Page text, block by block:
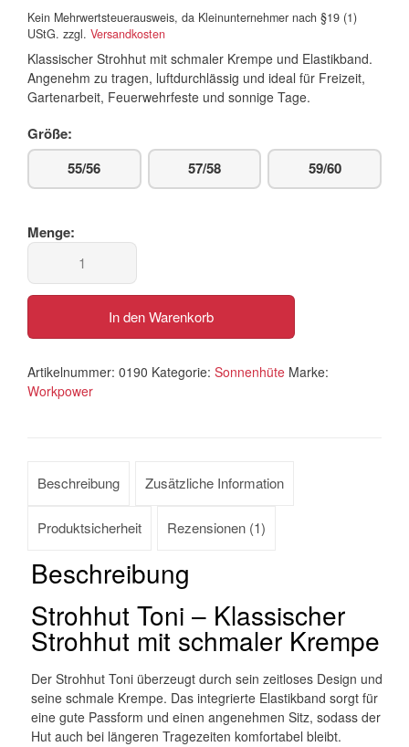
Kein Mehrwertsteuerausweis, da Kleinunternehmer nach §19 (1)
UStG. zzgl. Versandkosten
Klassischer Strohhut mit schmaler Krempe und Elastikband.
Angenehm zu tragen, luftdurchlässig und ideal für Freizeit,
Gartenarbeit, Feuerwehrfeste und sonnige Tage.
Größe:
55/56
57/58 59/60
In den Warenkorb
Artikelnummer: 0190 Kategorie: Sonnenhüte Marke:
Workpower
Beschreibung Zusätzliche Information
Produktsicherheit Rezensionen (1)
Beschreibung
Strohhut Toni – Klassischer
Strohhut mit schmaler Krempe
Der Strohhut Toni überzeugt durch sein zeitloses Design und
seine schmale Krempe. Das integrierte Elastikband sorgt für
eine gute Passform und einen angenehmen Sitz, sodass der
Hut auch bei längeren Tragezeiten komfortabel bleibt.